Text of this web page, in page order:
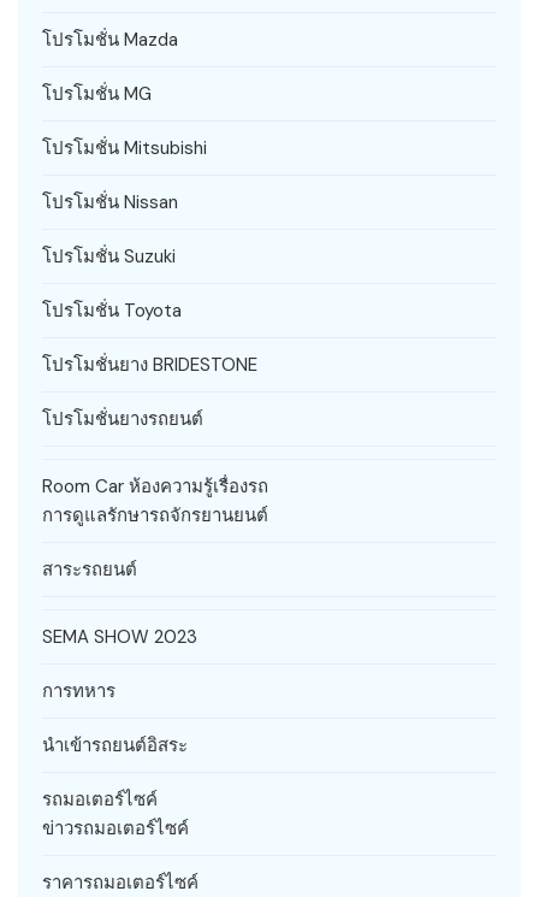
โปรโมชั่น Mazda
โปรโมชั่น MG
โปรโมชั่น Mitsubishi
โปรโมชั่น Nissan
โปรโมชั่น Suzuki
โปรโมชั่น Toyota
โปรโมชั่นยาง BRIDESTONE
โปรโมชั่นยางรถยนต์
Room Car ห้องความรู้เรื่องรถ
การดูแลรักษารถจักรยานยนต์
สาระรถยนต์
SEMA SHOW 2023
การทหาร
นำเข้ารถยนต์อิสระ
รถมอเตอร์ไซค์
ข่าวรถมอเตอร์ไซค์
ราคารถมอเตอร์ไซค์